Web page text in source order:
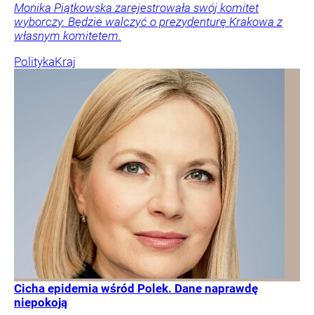
Monika Piątkowska zarejestrowała swój komitet
wyborczy. Będzie walczyć o prezydenturę Krakowa z
własnym komitetem.
PolitykaKraj
Cicha epidemia wśród Polek. Dane naprawdę
niepokoją